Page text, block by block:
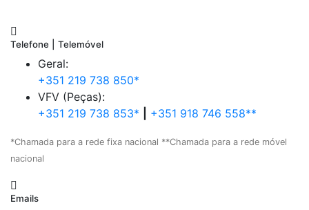
Telefone | Telemóvel
Geral:
+351 219 738 850*
VFV (Peças):
+351 219 738 853*
+351 918 746 558**
*Chamada para a rede fixa nacional **Chamada para a rede móvel
nacional
Emails